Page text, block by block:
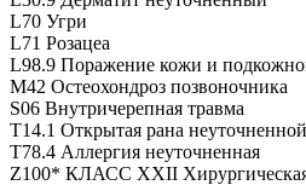
L70 Угри
L71 Розацеа
L98.9 Поражение кожи и
M42 Остеохондроз позвоночника
S06 Внутричерепная травма
T14.1 Открытая рана
T78.4 Аллергия неуточненная
Z100* КЛАСС XXII Хирургическая